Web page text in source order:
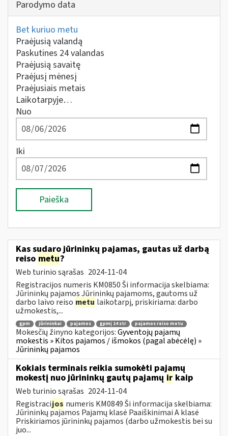
Parodymo data
Bet kuriuo metu
Praėjusią valandą
Paskutines 24 valandas
Praėjusią savaitę
Praėjusį mėnesį
Praėjusiais metais
Laikotarpyje…
Nuo
Iki
Paieška
Kas sudaro jūrininkų pajamas, gautas už darbą
reiso metu?
Web turinio sąrašas 2024-11-04
Registracijos numeris KM0850 Ši informacija skelbiama:
Jūrininkų pajamos Jūrininkų pajamoms, gautoms už
darbo laivo reiso metu laikotarpį, priskiriama: darbo
užmokestis,...
gpm jūrininkai pajamos gpmį 14 str pajamos reiso metu
Mokesčių žinyno kategorijos:Gyventojų pajamų
mokestis » Kitos pajamos / išmokos (pagal abėcėlę) »
Jūrininkų pajamos
Kokiais terminais reikia sumokėti pajamų
mokestį nuo jūrininkų gautų pajamų ir kaip
Web turinio sąrašas 2024-11-04
Registracijos numeris KM0849 Ši informacija skelbiama:
Jūrininkų pajamos Pajamų klasė Paaiškinimai A klasė
Priskiriamos jūrininkų pajamos (darbo užmokestis bei su
juo...